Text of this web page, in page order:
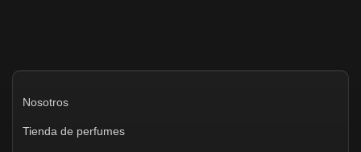
Nosotros
Tienda de perfumes